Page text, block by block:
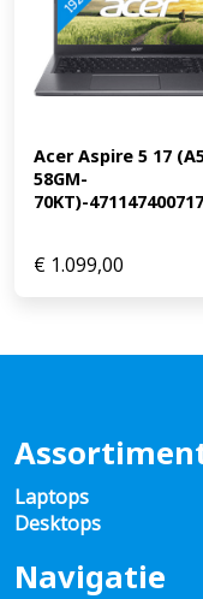
Acer Aspire 5 17
58GM-
70KT)-
€ 1.099,00
Laptops
Desktops
Navigatie